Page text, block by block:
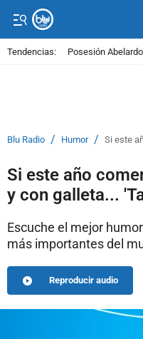
Tendencias: Posesión
Blu Radio / Humor / Si este
Si este año
y con galleta...
Escuche el mejor
más importantes del
Reproducir audio